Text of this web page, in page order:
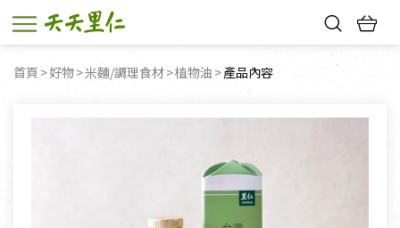
首頁 好物 米麵/調理食材 植物油 目前頁面：
產品內容